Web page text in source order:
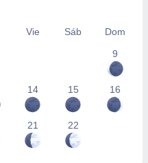
Vie Sáb
Dom
9
14 15 16
21 22